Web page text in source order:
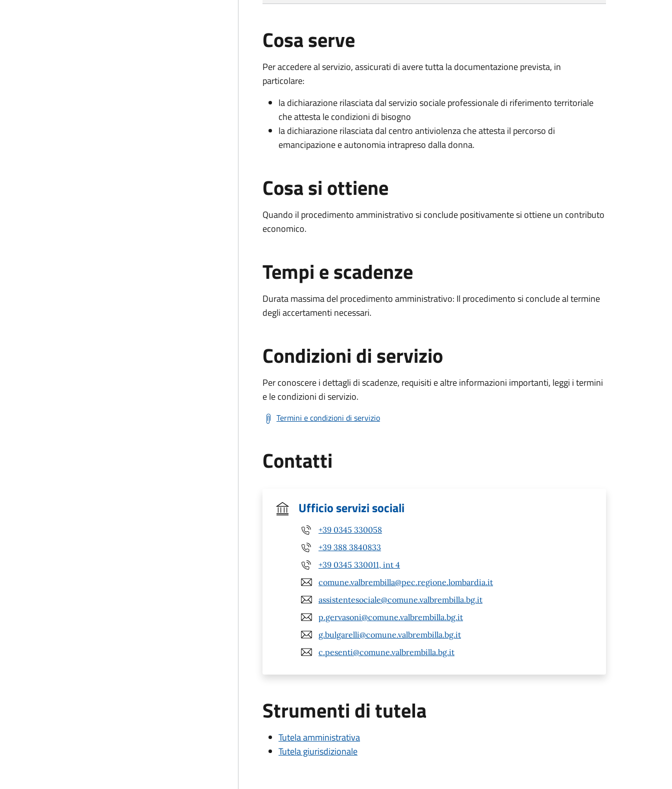
Cosa serve
Per accedere al servizio, assicurati di avere tutta la documentazione prevista, in
particolare:
la dichiarazione rilasciata dal servizio sociale professionale di riferimento territoriale
che attesta le condizioni di bisogno
la dichiarazione rilasciata dal centro antiviolenza che attesta il percorso di
emancipazione e autonomia intrapreso dalla donna.
Cosa si ottiene
Quando il procedimento amministrativo si conclude positivamente si ottiene un contributo
economico.
Tempi e scadenze
Durata massima del procedimento amministrativo: Il procedimento si conclude al termine
degli accertamenti necessari.
Condizioni di servizio
Per conoscere i dettagli di scadenze, requisiti e altre informazioni importanti, leggi i termini
e le condizioni di servizio.
Termini e condizioni di servizio
Contatti
Ufficio servizi sociali
+39 0345 330058
+39 388 3840833
+39 0345 330011, int 4
comune.valbrembilla@pec.regione.lombardia.it
assistentesociale@comune.valbrembilla.bg.it
p.gervasoni@comune.valbrembilla.bg.it
g.bulgarelli@comune.valbrembilla.bg.it
c.pesenti@comune.valbrembilla.bg.it
Strumenti di tutela
Tutela amministrativa
Tutela giurisdizionale